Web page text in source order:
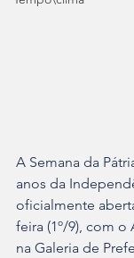
A Semana da
anos da
oficialmente
feira (1º/9), com
na Galeria de